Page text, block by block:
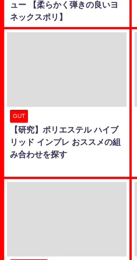
ュー 【柔らかく弾きの良いヨ
ネックスポリ】
GUT
【研究】ポリエステル ハイブ
リッド インプレ おススメの組
み合わせを探す